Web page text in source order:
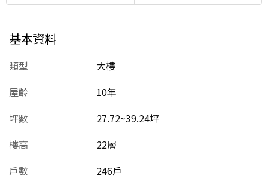
基本資料
類型
大樓
屋齡
10年
坪數
27.72~39.24坪
樓高
22層
戶數
246戶